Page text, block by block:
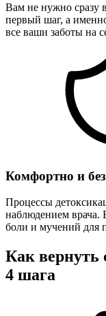
Вам не нужно сразу
первый шаг, а
все ваши заботы на
Комфортно и
Процессы
наблюдением врача.
боли и мучений для
Как вернуть
4 шага